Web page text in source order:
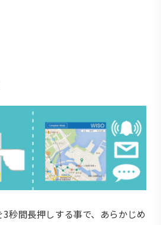
秒間長押しする事で、あらかじめ